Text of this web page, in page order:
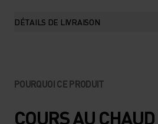
DÉTAILS DE LIVRAISON
POURQUOI CE PRODUIT
COURS AU